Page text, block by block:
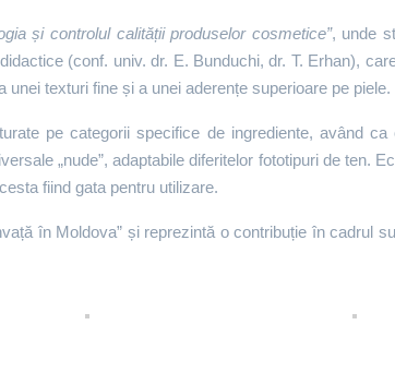
și controlul calității produselor cosmetice”, unde
(conf. univ. dr. E. Bunduchi, dr. T. Erhan),
texturi fine și a unei aderențe superioare pe piele.
pe categorii specifice de ingrediente, având
„nude”, adaptabile diferitelor fototipuri de ten.
fiind gata pentru utilizare.
în Moldova” și reprezintă o contribuție în cadrul